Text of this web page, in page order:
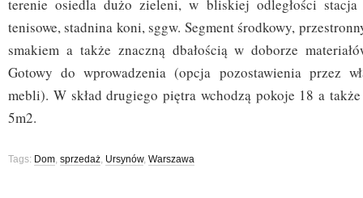
terenie osiedla dużo zieleni, w bliskiej odległości
tenisowe, stadnina koni, sggw. Segment środkowy,
smakiem a także znaczną dbałością w doborze
Gotowy do wprowadzenia (opcja pozostawienia przez
mebli). W skład drugiego piętra wchodzą pokoje 18 a
5m2.
Tags: Dom, sprzedaż, Ursynów, Warszawa